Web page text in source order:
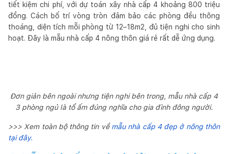
tiết kiệm chi phí, với dự toán xây nhà cấp 4 khoảng 800 triệu
đồng. Cách bố trí vòng tròn đảm bảo các phòng đều thông
thoáng, diện tích mỗi phòng từ 12–18m2, đủ tiện nghi cho sinh
hoạt. Đây là mẫu nhà cấp 4 nông thôn giá rẻ rất dễ ứng dụng.
Đơn giản bên ngoài nhưng tiện nghi bên trong, mẫu nhà cấp 4
3 phòng ngủ là tổ ấm đúng nghĩa cho gia đình đông người.
>>> Xem toàn bộ thông tin về mẫu nhà cấp 4 đẹp ở nông thôn
tại đây.